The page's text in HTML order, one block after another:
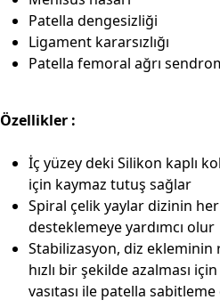
Patella dengesizliği
Ligament kararsızlığı
Patella femoral ağrı
Özellikler :
İç yüzey deki Silikon kaplı
için kaymaz tutuş sağlar
Spiral çelik yaylar dizinin her
desteklemeye yardımcı olur
Stabilizasyon, diz ekleminin
hızlı bir şekilde azalması
vasıtası ile patella